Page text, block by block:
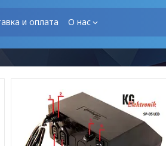
и оплата О нас